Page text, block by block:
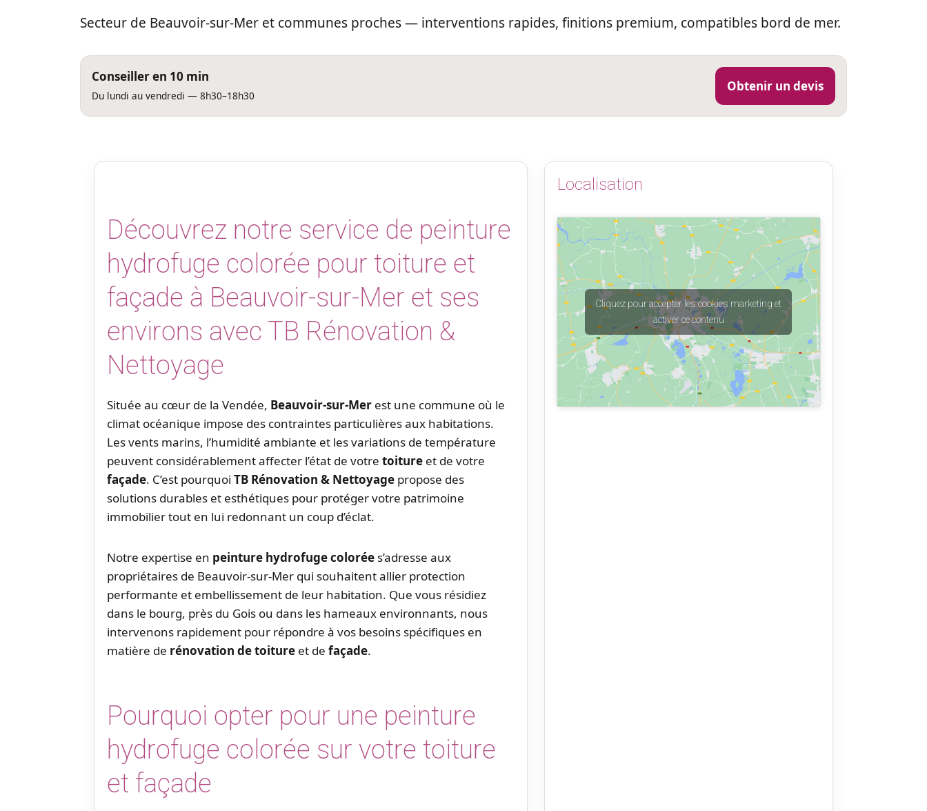
Secteur de Beauvoir-sur-Mer et communes proches — interventions rapides, finitions premium, compatibles bord de mer.
Conseiller en 10 min
Du lundi au vendredi — 8h30–18h30
Obtenir un devis
Découvrez notre service de peinture
hydrofuge colorée pour toiture et
façade à Beauvoir-sur-Mer et ses
environs avec TB Rénovation &
Nettoyage
Située au cœur de la Vendée, Beauvoir-sur-Mer est une commune où le
climat océanique impose des contraintes particulières aux habitations.
Les vents marins, l’humidité ambiante et les variations de température
peuvent considérablement affecter l’état de votre toiture et de votre
façade. C’est pourquoi TB Rénovation & Nettoyage propose des
solutions durables et esthétiques pour protéger votre patrimoine
immobilier tout en lui redonnant un coup d’éclat.
Notre expertise en peinture hydrofuge colorée s’adresse aux
propriétaires de Beauvoir-sur-Mer qui souhaitent allier protection
performante et embellissement de leur habitation. Que vous résidiez
dans le bourg, près du Gois ou dans les hameaux environnants, nous
intervenons rapidement pour répondre à vos besoins spécifiques en
matière de rénovation de toiture et de façade.
Pourquoi opter pour une peinture
hydrofuge colorée sur votre toiture
et façade
Localisation
Cliquez pour accepter les cookies marketing et
activer ce contenu